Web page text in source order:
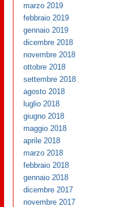
marzo 2019
febbraio 2019
gennaio 2019
dicembre 2018
novembre 2018
ottobre 2018
settembre 2018
agosto 2018
luglio 2018
giugno 2018
maggio 2018
aprile 2018
marzo 2018
febbraio 2018
gennaio 2018
dicembre 2017
novembre 2017